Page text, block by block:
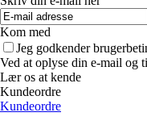
Kom med
Jeg godkender
Ved at oplyse din e-mail og
Lær os at kende
Kundeordre
Kundeordre